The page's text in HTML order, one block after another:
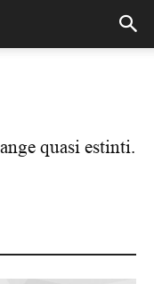
quasi estinti.